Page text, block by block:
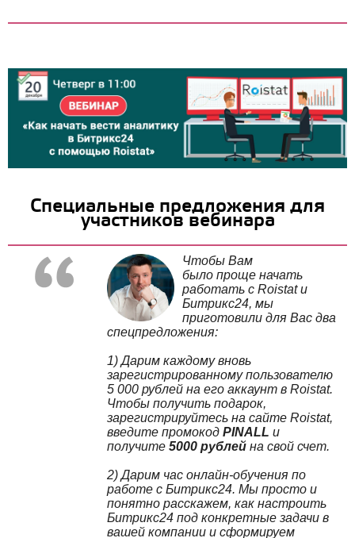
Специальные предложения для
участников вебинара
Чтобы Вам
было проще начать
работать с Roistat и
Битрикс24, мы
приготовили для Вас два
спецпредложения:
1) Дарим каждому вновь
зарегистрированному пользователю
5 000 рублей на его аккаунт в Roistat.
Чтобы получить подарок,
зарегистрируйтесь на сайте Roistat,
введите промокод PINALL и
получите 5000 рублей на свой счет.
2) Дарим час онлайн-обучения по
работе с Битрикс24. Мы просто и
понятно расскажем, как настроить
Битрикс24 под конкретные задачи в
вашей компании и сформируем